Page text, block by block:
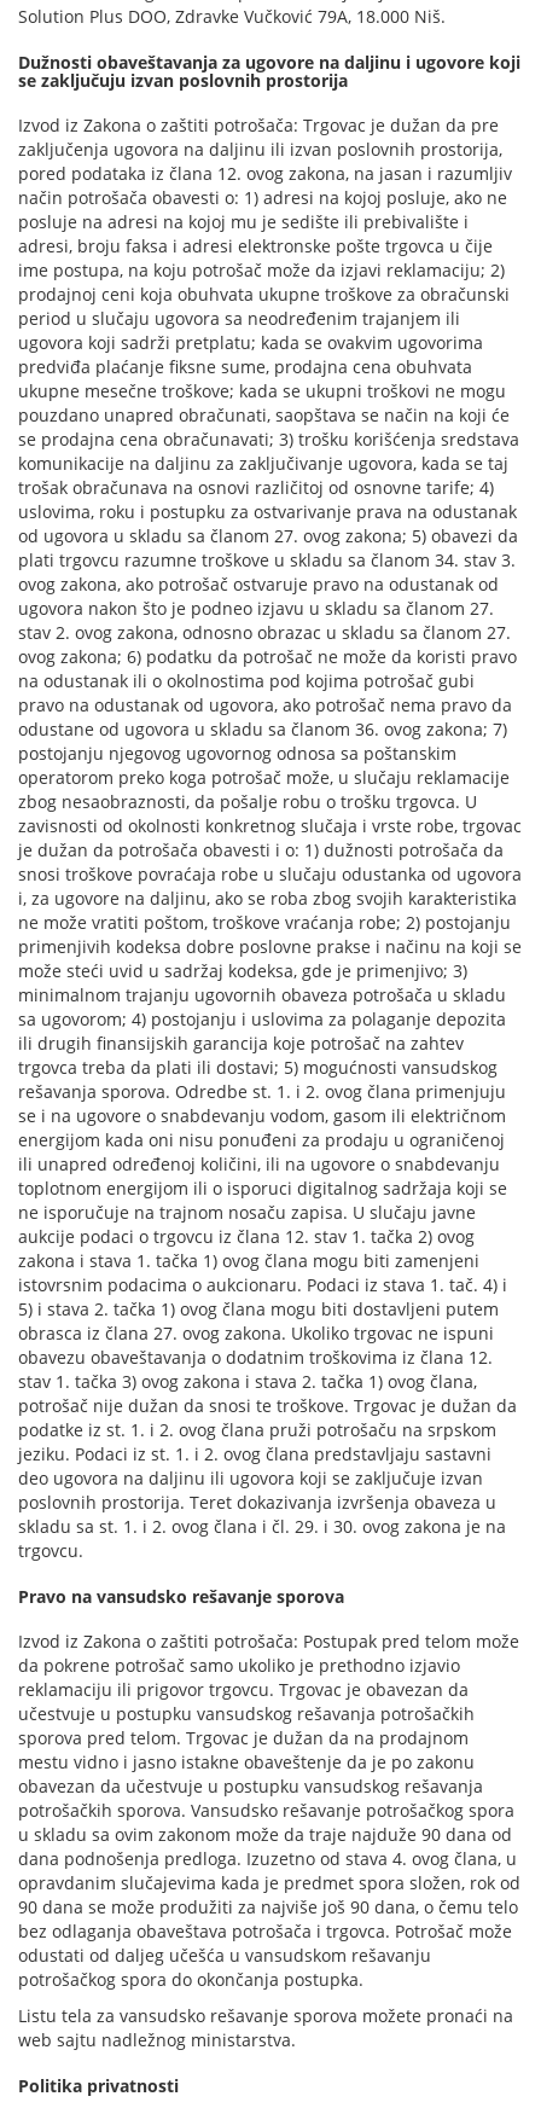
Solution Plus DOO, Zdravke Vučković 79A, 18.000 Niš.
Dužnosti obaveštavanja za ugovore na daljinu i ugovore koji
se zaključuju izvan poslovnih prostorija
Izvod iz Zakona o zaštiti potrošača: Trgovac je dužan da pre
zaključenja ugovora na daljinu ili izvan poslovnih prostorija,
pored podataka iz člana 12. ovog zakona, na jasan i razumljiv
način potrošača obavesti o: 1) adresi na kojoj posluje, ako ne
posluje na adresi na kojoj mu je sedište ili prebivalište i
adresi, broju faksa i adresi elektronske pošte trgovca u čije
ime postupa, na koju potrošač može da izjavi reklamaciju; 2)
prodajnoj ceni koja obuhvata ukupne troškove za obračunski
period u slučaju ugovora sa neodređenim trajanjem ili
ugovora koji sadrži pretplatu; kada se ovakvim ugovorima
predviđa plaćanje fiksne sume, prodajna cena obuhvata
ukupne mesečne troškove; kada se ukupni troškovi ne mogu
pouzdano unapred obračunati, saopštava se način na koji će
se prodajna cena obračunavati; 3) trošku korišćenja sredstava
komunikacije na daljinu za zaključivanje ugovora, kada se taj
trošak obračunava na osnovi različitoj od osnovne tarife; 4)
uslovima, roku i postupku za ostvarivanje prava na odustanak
od ugovora u skladu sa članom 27. ovog zakona; 5) obavezi da
plati trgovcu razumne troškove u skladu sa članom 34. stav 3.
ovog zakona, ako potrošač ostvaruje pravo na odustanak od
ugovora nakon što je podneo izjavu u skladu sa članom 27.
stav 2. ovog zakona, odnosno obrazac u skladu sa članom 27.
ovog zakona; 6) podatku da potrošač ne može da koristi pravo
na odustanak ili o okolnostima pod kojima potrošač gubi
pravo na odustanak od ugovora, ako potrošač nema pravo da
odustane od ugovora u skladu sa članom 36. ovog zakona; 7)
postojanju njegovog ugovornog odnosa sa poštanskim
operatorom preko koga potrošač može, u slučaju reklamacije
zbog nesaobraznosti, da pošalje robu o trošku trgovca. U
zavisnosti od okolnosti konkretnog slučaja i vrste robe, trgovac
je dužan da potrošača obavesti i o: 1) dužnosti potrošača da
snosi troškove povraćaja robe u slučaju odustanka od ugovora
i, za ugovore na daljinu, ako se roba zbog svojih karakteristika
ne može vratiti poštom, troškove vraćanja robe; 2) postojanju
primenjivih kodeksa dobre poslovne prakse i načinu na koji se
može steći uvid u sadržaj kodeksa, gde je primenjivo; 3)
minimalnom trajanju ugovornih obaveza potrošača u skladu
sa ugovorom; 4) postojanju i uslovima za polaganje depozita
ili drugih finansijskih garancija koje potrošač na zahtev
trgovca treba da plati ili dostavi; 5) mogućnosti vansudskog
rešavanja sporova. Odredbe st. 1. i 2. ovog člana primenjuju
se i na ugovore o snabdevanju vodom, gasom ili električnom
energijom kada oni nisu ponuđeni za prodaju u ograničenoj
ili unapred određenoj količini, ili na ugovore o snabdevanju
toplotnom energijom ili o isporuci digitalnog sadržaja koji se
ne isporučuje na trajnom nosaču zapisa. U slučaju javne
aukcije podaci o trgovcu iz člana 12. stav 1. tačka 2) ovog
zakona i stava 1. tačka 1) ovog člana mogu biti zamenjeni
istovrsnim podacima o aukcionaru. Podaci iz stava 1. tač. 4) i
5) i stava 2. tačka 1) ovog člana mogu biti dostavljeni putem
obrasca iz člana 27. ovog zakona. Ukoliko trgovac ne ispuni
obavezu obaveštavanja o dodatnim troškovima iz člana 12.
stav 1. tačka 3) ovog zakona i stava 2. tačka 1) ovog člana,
potrošač nije dužan da snosi te troškove. Trgovac je dužan da
podatke iz st. 1. i 2. ovog člana pruži potrošaču na srpskom
jeziku. Podaci iz st. 1. i 2. ovog člana predstavljaju sastavni
deo ugovora na daljinu ili ugovora koji se zaključuje izvan
poslovnih prostorija. Teret dokazivanja izvršenja obaveza u
skladu sa st. 1. i 2. ovog člana i čl. 29. i 30. ovog zakona je na
trgovcu.
Pravo na vansudsko rešavanje sporova
Izvod iz Zakona o zaštiti potrošača: Postupak pred telom može
da pokrene potrošač samo ukoliko je prethodno izjavio
reklamaciju ili prigovor trgovcu. Trgovac je obavezan da
učestvuje u postupku vansudskog rešavanja potrošačkih
sporova pred telom. Trgovac je dužan da na prodajnom
mestu vidno i jasno istakne obaveštenje da je po zakonu
obavezan da učestvuje u postupku vansudskog rešavanja
potrošačkih sporova. Vansudsko rešavanje potrošačkog spora
u skladu sa ovim zakonom može da traje najduže 90 dana od
dana podnošenja predloga. Izuzetno od stava 4. ovog člana, u
opravdanim slučajevima kada je predmet spora složen, rok od
90 dana se može produžiti za najviše još 90 dana, o čemu telo
bez odlaganja obaveštava potrošača i trgovca. Potrošač može
odustati od daljeg učešća u vansudskom rešavanju
potrošačkog spora do okončanja postupka.
Listu tela za vansudsko rešavanje sporova možete pronaći na
web sajtu nadležnog ministarstva.
Politika privatnosti